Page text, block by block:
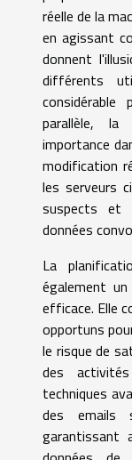
réelle de la
en agissant
donnent
différents
parallèle,
importance
modification
les serveurs
suspects et
données
La
également
efficace. Elle
opportuns
le risque de
des
techniques
des emails
garantissant